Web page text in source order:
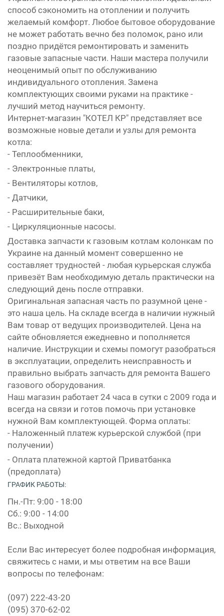
способ сэкономить на отоплении и получить
желаемый комфорт. Любое бытовое оборудование
не может работать вечно без поломок, рано или
поздно придётся ремонтировать и заменить
газовые запасные части. Наши мастера получили
неоценимый опыт по обслуживанию
индивидуального отопления. Замена
комплектующих своими руками на практике -
лучший метод научиться ремонту.
Интернет-магазин "КОТЕЛ КР" представляет все
возможные новые детали и узлы для ремонта
котла:
- Теплообменники,
- Электронные платы,
- Вентиляторы котлов,
- Датчики,
- Расширительные баки,
- Циркуляционные насосы.
Доставка запчасти к газовым котлам колонкам по
Украине на данный момент совершенно не
составляет трудностей - любая курьерская служба
привезёт Вам необходимую деталь практически на
следующий день после отправки.
Оригинальная запасная часть по разумной цене -
это наша цель. На складе всегда в наличии нужный
Вам товар от ведущих производителей. Цена на
сайте обновляется ежедневно и пополняется
наличие. Инструкции и схемы помогут разобраться
в эксплуатации, определить неисправность и
правильно выбрать запчасть для ремонта Вашего
газового оборудования.
Наш магазин работает 24 часа в сутки с 2009 года и
всегда на связи и готов помочь при установке
нужной Вам комплектующей. Форма оплаты:
- Наложенный платеж курьерской службой (при
получении)
- Оплата платежной картой Приватбанка
(предоплата)
ГРАФИК РАБОТЫ:
Пн.-Пт: 9:00 - 18:00
Сб.: 9:00 - 14:00
Вс.: Выходной
Если Вас интересует более подробная информация,
свяжитесь с нами, и мы ответим на все Ваши
вопросы по телефонам:
(097) 222-43-20
(095) 370-62-02